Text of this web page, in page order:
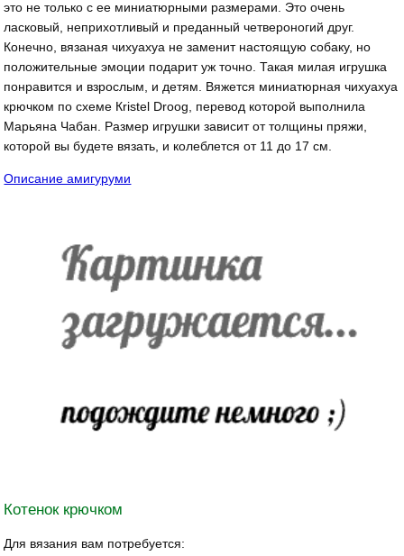
это не только с ее миниатюрными размерами. Это очень
ласковый, неприхотливый и преданный четвероногий друг.
Конечно, вязаная чихуахуа не заменит настоящую собаку, но
положительные эмоции подарит уж точно. Такая милая игрушка
понравится и взрослым, и детям. Вяжется миниатюрная чихуахуа
крючком по схеме Кristеl Drооg, перевод которой выполнила
Марьяна Чабан. Размер игрушки зависит от толщины пряжи,
которой вы будете вязать, и колеблется от 11 до 17 см.
Описание амигуруми
Котенок крючком
Для вязания вам потребуется: